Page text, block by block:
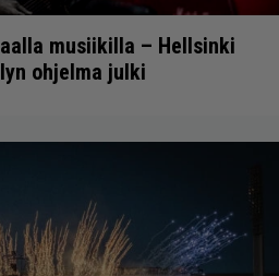
musiikilla – Hellsinki
ohjelma julki